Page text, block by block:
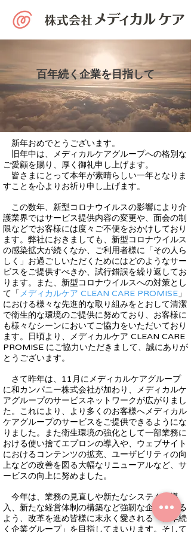
百年続く企業を目指して
​ 新年おめでとうございます。
旧年中は、メディカルケアグループへの格別な
ご愛顧を賜り、厚く御礼申し上げます。
皆さまにとって本年が素晴らしい一年となりま
すことを心よりお祈り申し上げます。
この数年、新型コロナウイルスの影響により介
護業界ではサービス提供内容の変更や、面会の制
限などでお客様には度々ご不便をおかけしており
ます。弊社におきましても、新型コロナウイルス
の感染拡大が続くなか、ご利用者様に「その人ら
しく」お過ごしいただくためにはどのようなサー
ビスをご提供すべきか、試行錯誤を繰り返してお
ります。また、新型コロナウイルスへの対策とし
て「 メディカルケア CLEAN CARE PROMISE 」
における様々な先進的な取り組みをとおして清潔
で衛生的な環境のご提供に努めており、お客様に
も様々なシーンにおいてご協力をいただいており
ます。日頃より、メディカルケア CLEAN CARE
PROMISE にご協力いただきまして、誠にありが
とうございます。
さて昨年は、11月にメディカルケアグループ
に和カンパニー株式会社が加わり、メディカルケ
アグループのサービスネットワークが広がりまし
た。これにより、より多くのお客様へメディカル
ケアグループのサービスをご提供できるようにな
りました。また衛生環境の強化として一部業務に
おける使い捨てエプロンの導入や、ウェブサイト
におけるコンテンツの拡充、ユーザビリティの向
上などの改善を図る大幅なリニューアルなど、サ
ービスの向上に努めました。​
​ 今年は、業務の見直しや新たなシステムの導
入、新たな経営体制の構築など強靭な企業となる
よう、改革を進め皆様に末永く愛される「百年続
く企業グループ」を目指してまいります。そして